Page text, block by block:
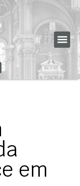
em